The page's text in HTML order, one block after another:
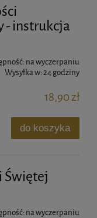
- instrukcja
na wyczerpaniu
Wysyłka w:24 godziny
18,90 zł
do koszyka
Świętej
na wyczerpaniu